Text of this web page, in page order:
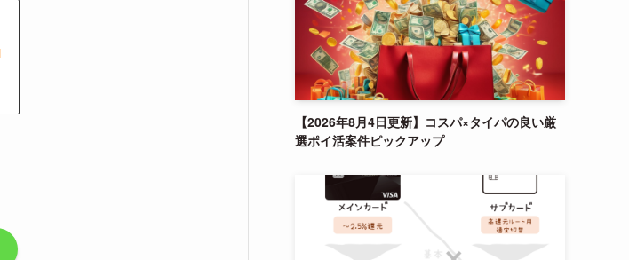
【2026年8月4日更新】コスパ×タイパの良い厳
選ポイ活案件ピックアップ